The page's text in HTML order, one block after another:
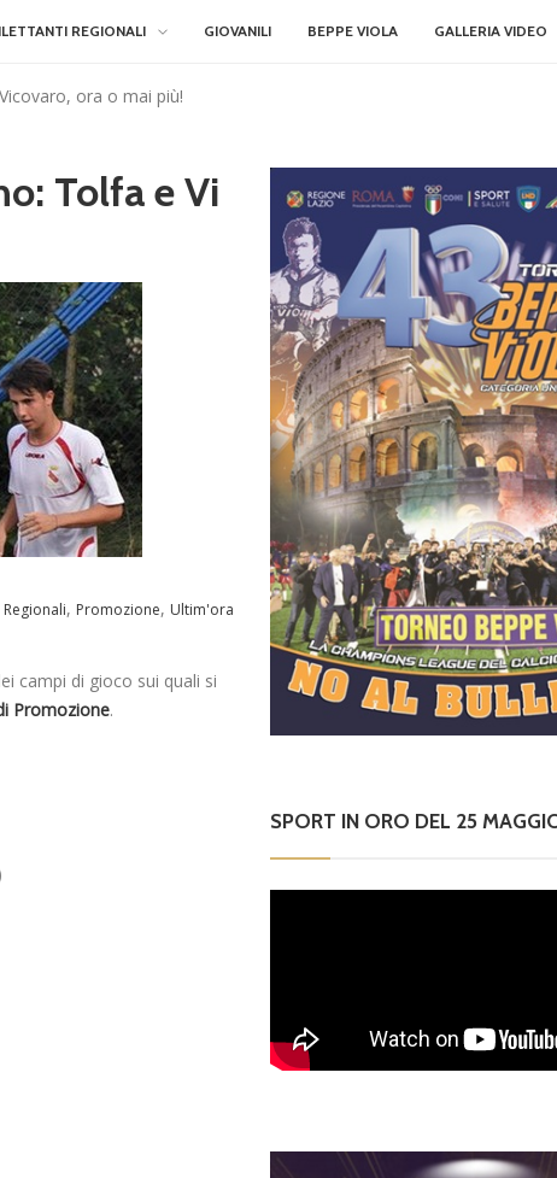
REGIONALI GIOVANILI BEPPE VIOLA GALLERIA VIDEO
ora o mai più!
Tolfa e Vi
, Promozione, Ultim'ora
campi di gioco sui quali si
Promozione.
SPORT IN ORO DEL 25